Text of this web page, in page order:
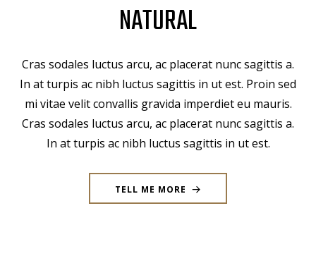
NATURAL
Cras sodales luctus arcu, ac placerat nunc sagittis a.
In at turpis ac nibh luctus sagittis in ut est. Proin sed
mi vitae velit convallis gravida imperdiet eu mauris.
Cras sodales luctus arcu, ac placerat nunc sagittis a.
In at turpis ac nibh luctus sagittis in ut est.
TELL ME MORE